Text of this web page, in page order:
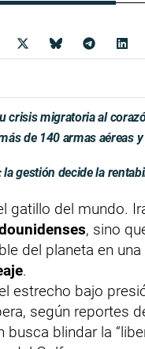
crisis migratoria al
de 140 armas aéreas
gestión decide la
gatillo del mundo.
, sino
del planeta en
.
estrecho bajo
según reportes
busca blindar la